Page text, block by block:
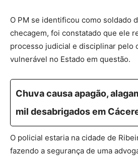
O PM se identificou como soldado
checagem, foi constatado que ele
processo judicial e disciplinar pelo
vulnerável no Estado em questão.
Chuva causa apagão,
mil desabrigados em
O policial estaria na cidade de
fazendo a segurança de uma